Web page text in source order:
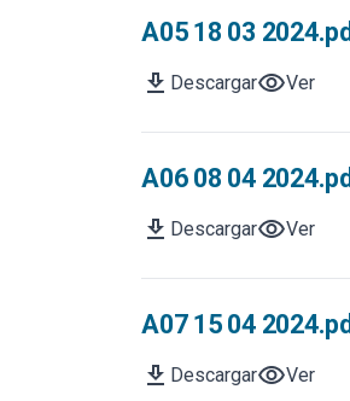
A05 18 03
download DescargarvisibilityVer
A06 08 04
download DescargarvisibilityVer
A07 15 04
download DescargarvisibilityVer